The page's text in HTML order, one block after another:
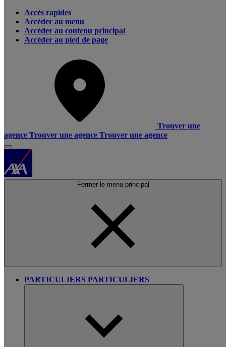
Accès rapides
Accéder au menu
Accéder au contenu principal
Accéder au pied de page
Trouver une
agence Trouver une agence Trouver une agence
Fermer le menu principal
PARTICULIERS PARTICULIERS